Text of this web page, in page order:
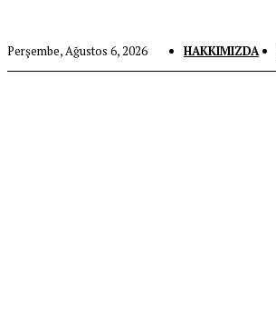
Perşembe, Ağustos 6, 2026 HAKKIMIZDA